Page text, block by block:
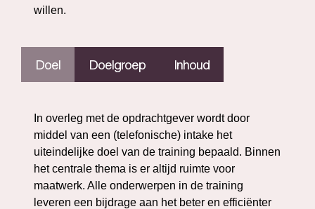
willen.
Doel Doelgroep Inhoud
In overleg met de opdrachtgever wordt door
middel van een (telefonische) intake het
uiteindelijke doel van de training bepaald. Binnen
het centrale thema is er altijd ruimte voor
maatwerk. Alle onderwerpen in de training
leveren een bijdrage aan het beter en efficiënter